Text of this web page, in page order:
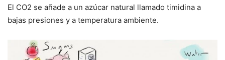
El CO2 se añade a un azúcar natural llamado timidina a
bajas presiones y a temperatura ambiente.